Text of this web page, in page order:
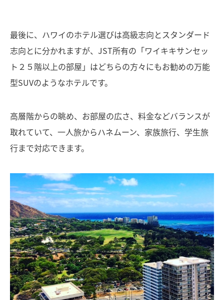
最後に、ハワイのホテル選びは高級志向とスタンダード
志向とに分かれますが、JST所有の「ワイキキサンセッ
ト２５階以上の部屋」はどちらの方々にもお勧めの万能
型SUVのようなホテルです。
高層階からの眺め、お部屋の広さ、料金などバランスが
取れていて、一人旅からハネムーン、家族旅行、学生旅
行まで対応できます。